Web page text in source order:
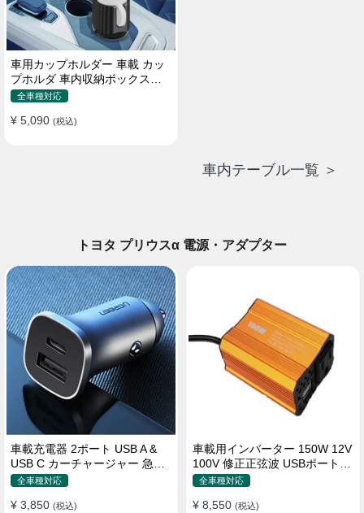
車用カップホルダー 車載 カッ
プホルダ 車内収納ボックス車
載テーブル スマホ置き 調整可
止め 小物置き 多機能 使い勝手
全車種対応
¥ 5,090 (税込)
車内テーブル一覧 ＞
トヨタ プリウスα 電源・アダプター
車載充電器 2ポート USB A &
USB C カーチャージャー 急速
充電USB [36W 12V-24V ]
全車種対応
¥ 3,850 (税込)
車載用インバーター 150W 12V
100V 修正正弦波 USBポート2
口 コンバーター 防災用品 チャ
全車種対応
¥ 8,550 (税込)